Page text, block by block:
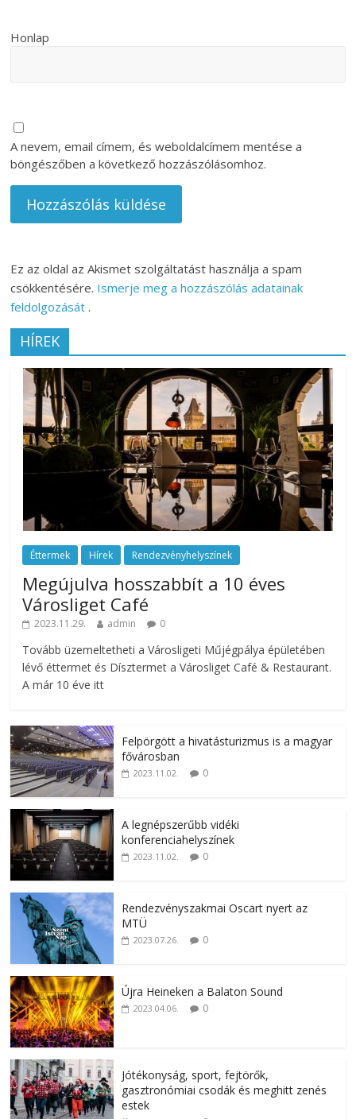
Honlap
A nevem, email címem, és weboldalcímem mentése a
böngészőben a következő hozzászólásomhoz.
Ez az oldal az Akismet szolgáltatást használja a spam
csökkentésére. Ismerje meg a hozzászólás adatainak
feldolgozását .
HÍREK
Éttermek Hírek Rendezvényhelyszínek
Megújulva hosszabbít a 10 éves
Városliget Café
2023.11.29. admin 0
Tovább üzemeltetheti a Városligeti Műjégpálya épületében
lévő éttermet és Dísztermet a Városliget Café & Restaurant.
A már 10 éve itt
Felpörgött a hivatásturizmus is a magyar
fővárosban
2023.11.02. 0
A legnépszerűbb vidéki
konferenciahelyszínek
2023.11.02. 0
Rendezvényszakmai Oscart nyert az
MTÜ
2023.07.26. 0
Újra Heineken a Balaton Sound
2023.04.06. 0
Jótékonyság, sport, fejtörők,
gasztronómiai csodák és meghitt zenés
estek